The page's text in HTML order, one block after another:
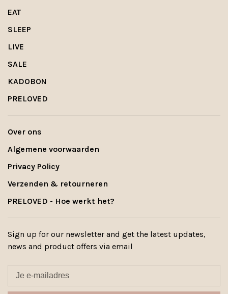
EAT
SLEEP
LIVE
SALE
KADOBON
PRELOVED
Over ons
Algemene voorwaarden
Privacy Policy
Verzenden & retourneren
PRELOVED - Hoe werkt het?
Sign up for our newsletter and get the latest updates,
news and product offers via email